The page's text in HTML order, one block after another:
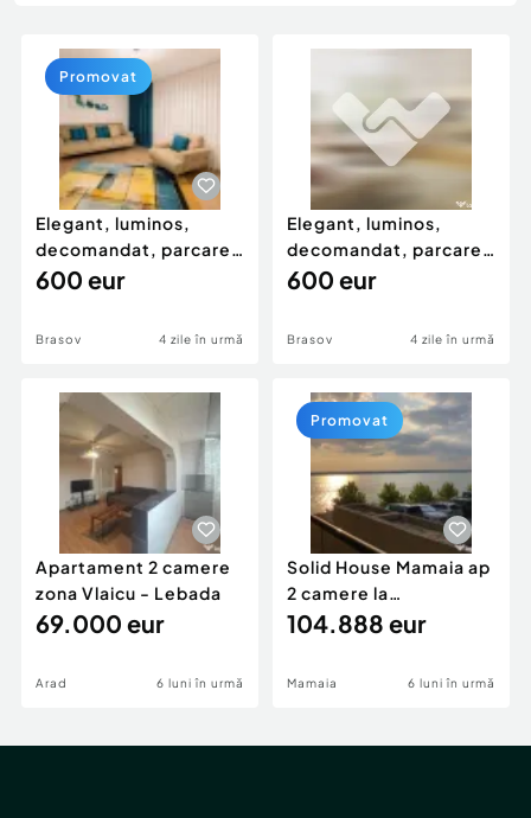
Animale de companie
Afaceri și echipamente profesionale
Inchiriere Bunuri si Vehicule
Piese auto si accesorii
Dacia Duster
Elegant, luminos,
decomandat, parcare,
marca Urban, Coresi,
600 eur
Brasov 4 zile în urmă
Promovat
Elegant, luminos,
decomandat, parcare,
marca Urban, Coresi,
600 eur
Brasov 4 zile în urmă
Apartament 2 camere
zona Vlaicu - Lebada
69.000 eur
Arad 6 luni în urmă
Solid House Mamaia ap
2 camere la
cheie,langa Mega
104.888 eur
Mamaia 6 luni în urmă
Promovat